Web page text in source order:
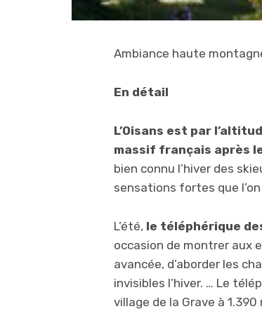
Ambiance haute
En détail
L’Oisans est par
massif français après
bien connu l’hiver des
sensations fortes que
L’été, le téléphérique
occasion de montrer aux
avancée, d’aborder les
invisibles l’hiver. … Le
village de la Grave à